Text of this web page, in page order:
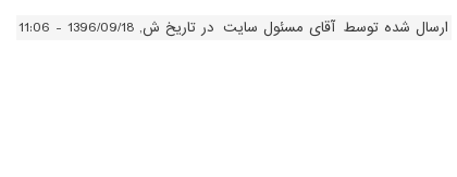
ارسال شده توسط آقای مسئول سایت در تاریخ ش, 1396/09/18 - 11:06